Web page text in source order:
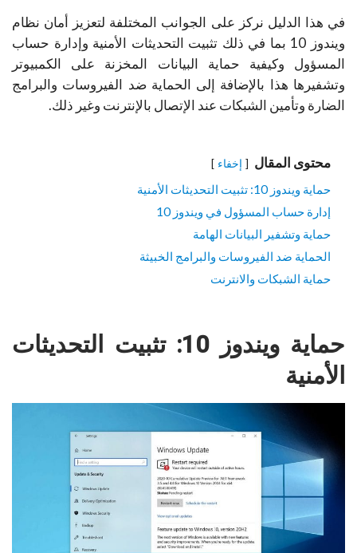
في هذا الدليل نركز على الجوانب المختلفة لتعزيز أمان نظام
ويندوز 10 بما في ذلك تثبيت التحديثات الأمنية وإدارة حساب
المسؤول وكيفية حماية البيانات المخزنة على الكمبيوتر
وتشفيرها هذا بالإضافة إلى الحماية ضد الفيروسات والبرامج
الضارة وتأمين الشبكات عند الإتصال بالإنترنت وغير ذلك.
محتوى المقال إخفاء
حماية ويندوز 10: تثبيت التحديثات الأمنية
إدارة حساب المسؤول في ويندوز 10
حماية وتشفير البيانات الهامة
الحماية ضد الفيروسات والبرامج الخبيثة
حماية الشبكات والانترنت
حماية ويندوز 10: تثبيت التحديثات
الأمنية